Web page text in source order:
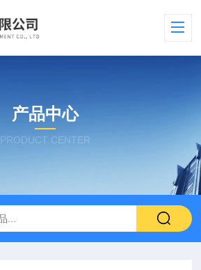
产品中心
PRODUCT CENTER